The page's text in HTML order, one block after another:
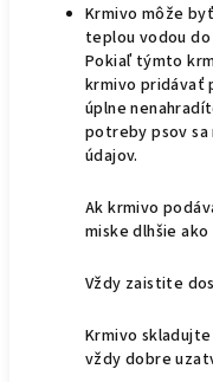
Krmivo môže
teplou vodou
Pokiaľ týmto
krmivo pridávať
úplne
potreby psov sa
údajov.
Ak krmivo
miske dlhšie
Vždy zaistite
Krmivo
vždy dobre